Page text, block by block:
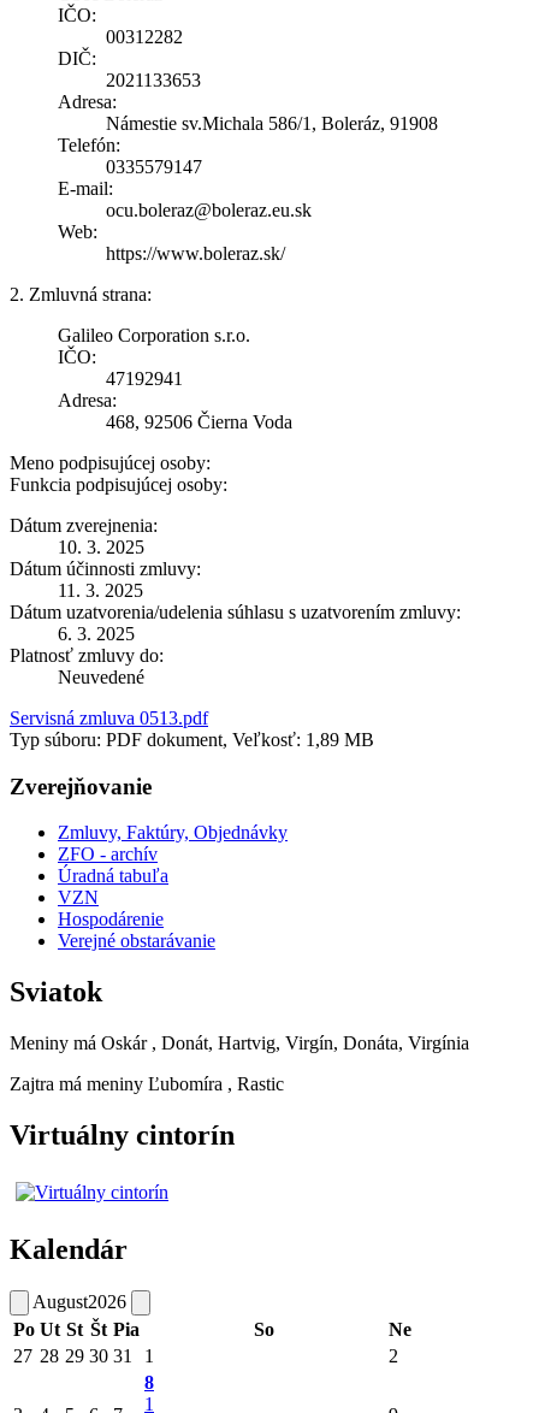
IČO:
00312282
DIČ:
2021133653
Adresa:
Námestie sv.Michala 586/1, Boleráz, 91908
Telefón:
0335579147
E-mail:
ocu.boleraz@boleraz.eu.sk
Web:
https://www.boleraz.sk/
2. Zmluvná strana:
Galileo Corporation s.r.o.
IČO:
47192941
Adresa:
468, 92506 Čierna Voda
Meno podpisujúcej osoby:
Funkcia podpisujúcej osoby:
Dátum zverejnenia:
10. 3. 2025
Dátum účinnosti zmluvy:
11. 3. 2025
Dátum uzatvorenia/udelenia súhlasu s uzatvorením zmluvy:
6. 3. 2025
Platnosť zmluvy do:
Neuvedené
Servisná zmluva 0513.pdf
Typ súboru: PDF dokument, Veľkosť: 1,89 MB
Zverejňovanie
Zmluvy, Faktúry, Objednávky
ZFO - archív
Úradná tabuľa
VZN
Hospodárenie
Verejné obstarávanie
Sviatok
Meniny má Oskár , Donát, Hartvig, Virgín, Donáta, Virgínia
Zajtra má meniny Ľubomíra , Rastic
Virtuálny cintorín
Kalendár
August2026
Po Ut St Št Pia So
Ne
27 28 29 30 31 1 2
8
1